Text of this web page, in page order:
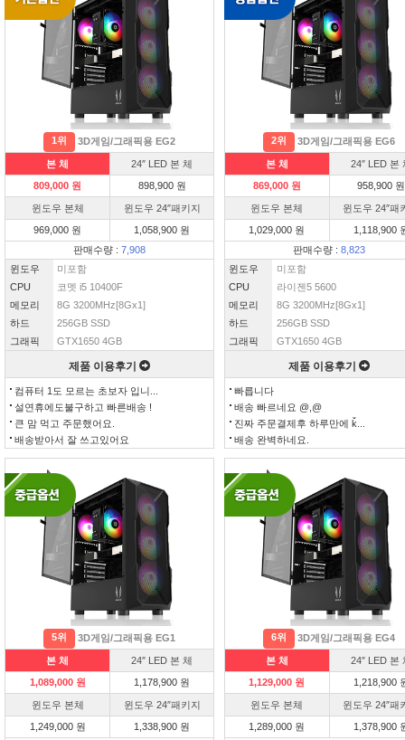
1위 3D게임/그래픽용 EG2
본 체
24″ LED 본 체
809,000 원
898,900 원
윈도우 본체
윈도우 24″패키지
969,000 원
1,058,900 원
판매수량 : 7,908
윈도우
미포함
CPU
코멧 i5 10400F
메모리
8G 3200MHz[8Gx1]
하드
256GB SSD
그래픽
GTX1650 4GB
제품 이용후기
컴퓨터 1도 모르는 초보자 입니...
설연휴에도불구하고 빠른배송 !
큰 맘 먹고 주문했어요.
배송받아서 잘 쓰고있어요
2위 3D게임/그래픽용 EG6
본 체
24″ LED 본
869,000 원
958,900 원
윈도우 본체
윈도우 24″패
1,029,000 원
1,118,900
판매수량 : 8,823
윈도우
미포함
CPU
라이젠5 5600
메모리
8G 3200MHz[8Gx1]
하드
256GB SSD
그래픽
GTX1650 4GB
제품 이용후기
빠릅니다
배송 빠르네요 @,@
진짜 주문결제후 하루만에 ǩ...
배송 완벽하네요.
5위 3D게임/그래픽용 EG1
본 체
24″ LED 본 체
1,089,000 원
1,178,900 원
윈도우 본체
윈도우 24″패키지
1,249,000 원
1,338,900 원
6위 3D게임/그래픽용 EG4
본 체
24″ LED 본
1,129,000 원
1,218,900
윈도우 본체
윈도우 24″패
1,289,000 원
1,378,900